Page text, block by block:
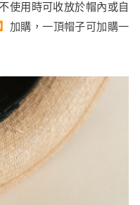
使用時可收放於帽內或自
加購，一頂帽子可加購一